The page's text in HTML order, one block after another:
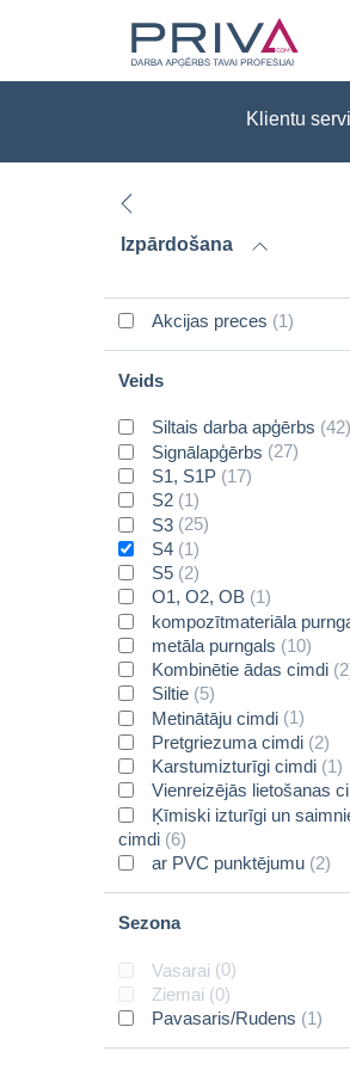
Klientu
Izpārdošana
Akcijas preces (1)
Veids
Siltais darba apģērbs (42)
Signālapģērbs (27)
S1, S1P (17)
S2 (1)
S3 (25)
S4 (1)
S5 (2)
O1, O2, OB (1)
kompozītmateriāla
metāla purngals (10)
Kombinētie ādas cimdi
Siltie (5)
Metinātāju cimdi (1)
Pretgriezuma cimdi (2)
Karstumizturīgi cimdi (1)
Vienreizējās lietošanas
Ķīmiski izturīgi un
cimdi (6)
ar PVC punktējumu (2)
Sezona
Vasarai (0)
Ziemai (0)
Pavasaris/Rudens (1)